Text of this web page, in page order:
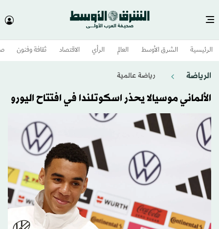
الرئيسية الشرق الأوسط​ العالم الرأي الاقتصاد ثقافة وفنون
الرياضة رياضة عالمية
الألماني موسيالا يحذر اسكوتلندا في افتتاح اليورو